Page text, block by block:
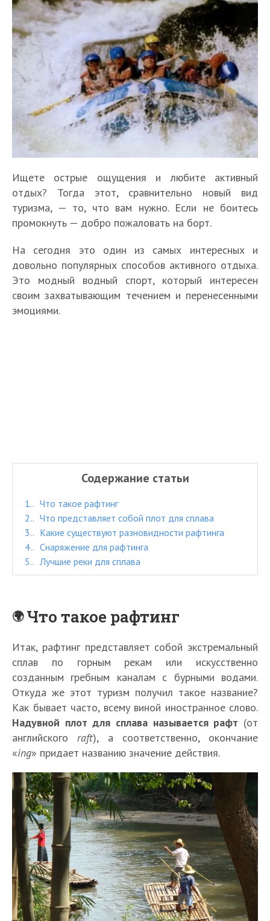
Ищете острые ощущения и любите активный
отдых? Тогда этот, сравнительно новый вид
туризма, — то, что вам нужно. Если не боитесь
промокнуть — добро пожаловать на борт.
На сегодня это один из самых интересных и
довольно популярных способов активного отдыха.
Это модный водный спорт, который интересен
своим захватывающим течением и перенесенными
эмоциями.
Содержание статьи
1.
Что такое рафтинг
2.
Что представляет собой плот для сплава
3.
Какие существуют разновидности рафтинга
4.
Снаряжение для рафтинга
5.
Лучшие реки для сплава
Что такое рафтинг
Итак, рафтинг представляет собой экстремальный
сплав по горным рекам или искусственно
созданным гребным каналам с бурными водами.
Откуда же этот туризм получил такое название?
Как бывает часто, всему виной иностранное слово.
Надувной плот для сплава называется рафт (от
английскогоraft), а соответственно, окончание
«ing» придает названию значение действия.